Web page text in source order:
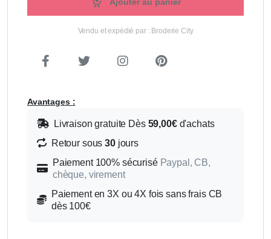
Ajouter au panier
Vendu et expédié par : Broderie City
Avantages :
Livraison gratuite Dès 59,00€d'achats
Retour sous30jours
Paiement 100% sécurisé Paypal, CB,
chèque, virement
Paiement en 3X ou 4X fois sans frais CB
dès 100€